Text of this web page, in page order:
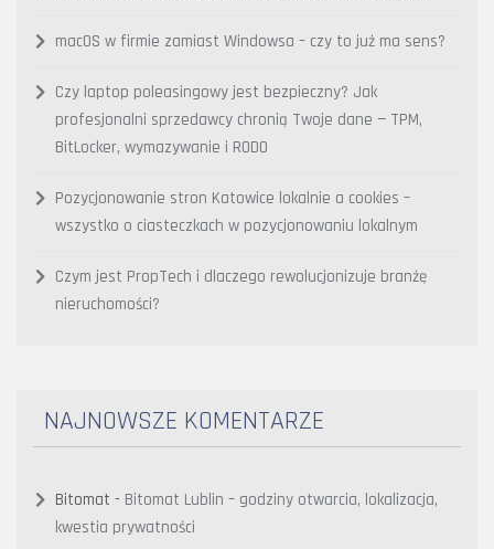
macOS w firmie zamiast Windowsa – czy to już ma sens?
Czy laptop poleasingowy jest bezpieczny? Jak
profesjonalni sprzedawcy chronią Twoje dane — TPM,
BitLocker, wymazywanie i RODO
Pozycjonowanie stron Katowice lokalnie a cookies –
wszystko o ciasteczkach w pozycjonowaniu lokalnym
Czym jest PropTech i dlaczego rewolucjonizuje branżę
nieruchomości?
NAJNOWSZE KOMENTARZE
Bitomat - Bitomat Lublin – godziny otwarcia, lokalizacja,
kwestia prywatności